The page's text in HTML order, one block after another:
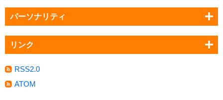
パーソナリティ
リンク
RSS2.0
ATOM